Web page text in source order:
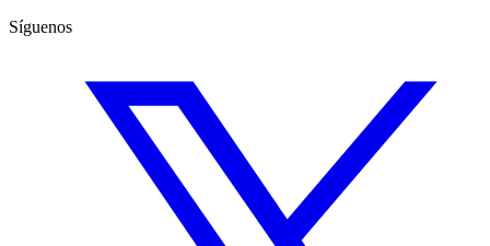
Síguenos